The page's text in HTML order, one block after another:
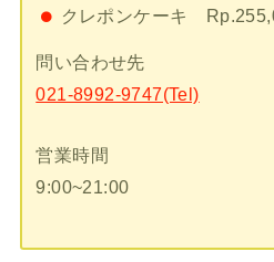
クレポンケーキ
問い合わせ先
021-8992-9747(Tel)
営業時間
9:00~21:00